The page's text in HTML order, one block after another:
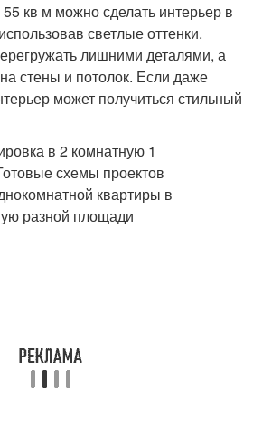
кв м можно сделать интерьер в
светлые оттенки.
лишними деталями, а
стены и потолок. Если даже
может получиться стильный